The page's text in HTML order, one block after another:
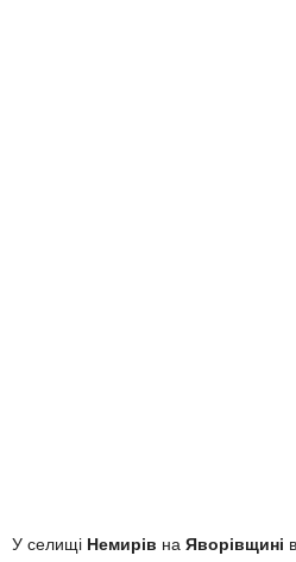
У селищі Немирів на Яворівщині